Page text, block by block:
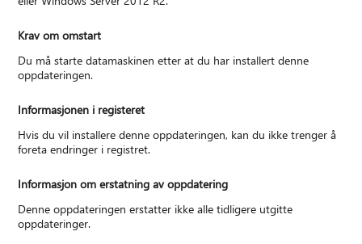
Krav om omstart
Du må starte datamaskinen etter at du har installert denne
oppdateringen.
Informasjonen i registeret
Hvis du vil installere denne oppdateringen, kan du ikke trenger å
foreta endringer i registret.
Informasjon om erstatning av oppdatering
Denne oppdateringen erstatter ikke alle tidligere utgitte
oppdateringer.